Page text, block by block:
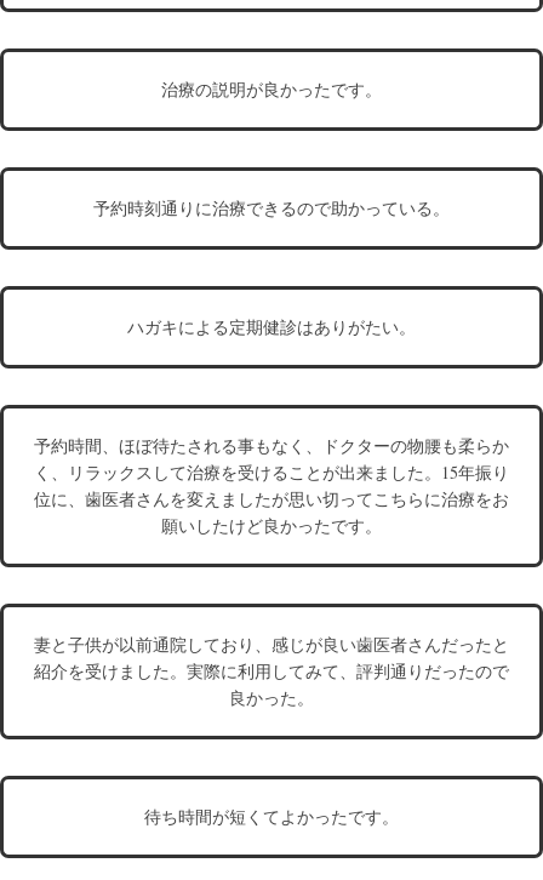
治療の説明が良かったです。
予約時刻通りに治療できるので助かっている。
ハガキによる定期健診はありがたい。
予約時間、ほぼ待たされる事もなく、ドクターの物腰も柔らか
く、リラックスして治療を受けることが出来ました。15年振り
位に、歯医者さんを変えましたが思い切ってこちらに治療をお
願いしたけど良かったです。
妻と子供が以前通院しており、感じが良い歯医者さんだったと
紹介を受けました。実際に利用してみて、評判通りだったので
良かった。
待ち時間が短くてよかったです。